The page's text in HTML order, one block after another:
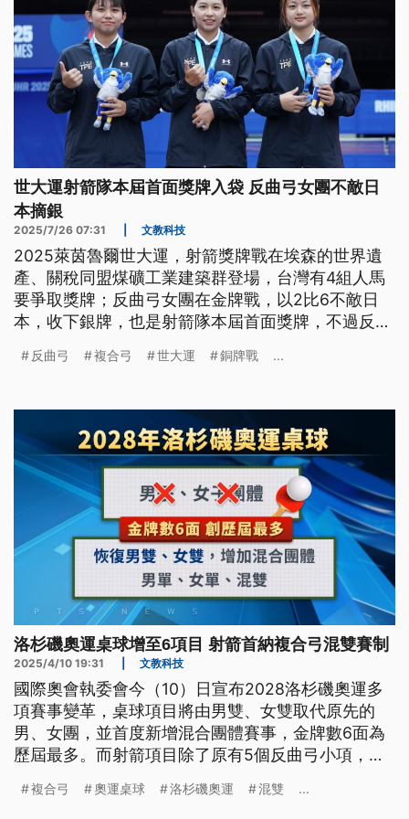
世大運射箭隊本屆首面獎牌入袋 反曲弓女團不敵日
本摘銀
2025/7/26 07:31 文教科技
2025萊茵魯爾世大運，射箭獎牌戰在埃森的世界遺
產、關稅同盟煤礦工業建築群登場，台灣有4組人馬
要爭取獎牌；反曲弓女團在金牌戰，以2比6不敵日
本，收下銀牌，也是射箭隊本屆首面獎牌，不過反曲
站上頒獎台。
反曲弓 複合弓 世大運 銅牌戰 ...
洛杉磯奧運桌球增至6項目 射箭首納複合弓混雙賽制
2025/4/10 19:31 文教科技
國際奧會執委會今（10）日宣布2028洛杉磯奧運多
項賽事變革，桌球項目將由男雙、女雙取代原先的
男、女團，並首度新增混合團體賽事，金牌數6面為
歷屆最多。而射箭項目除了原有5個反曲弓小項，首
複合弓 奧運桌球 洛杉磯奧運 混雙 ...